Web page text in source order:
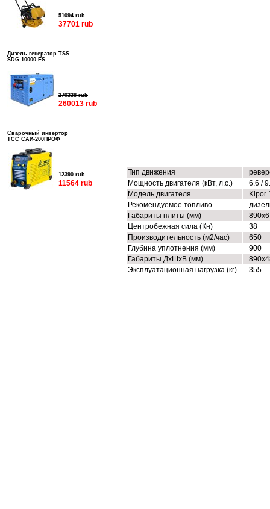
51094 rub
37701 rub
Дизель генератор TSS
SDG 10000 ES
270338 rub
260013 rub
Сварочный инвертор
ТСС САИ-200ПРОФ
12390 rub
11564 rub
Тип движения
Мощность двигателя (кВт, л.с.)
6.6 /
Модель двигателя
Kipor
Рекомендуемое топливо
Габариты плиты (мм)
Центробежная сила (Кн)
38
Производительность (м2/час)
650
Глубина уплотнения (мм)
900
Габариты ДхШхВ (мм)
Эксплуатационная нагрузка (кг)
355